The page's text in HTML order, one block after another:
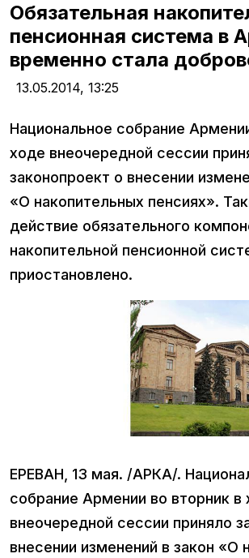
Обязательная
пенсионная система в
временно стала
13.05.2014, 13:25
Национальное собрание
ходе внеочередной сессии
законопроект о внесении
«О накопительных пенсиях».
действие обязательного
накопительной пенсионной
приостановлено.
ЕРЕВАН, 13 мая. /АРКА/.
собрание Армении во вторник в
внеочередной сессии приняло
внесении изменений в закон «О